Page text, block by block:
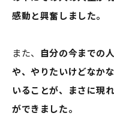
感動と興奮しました。
また、
自分の今までの
や、やりたいけどなか
いることが、まさに現
ができました。